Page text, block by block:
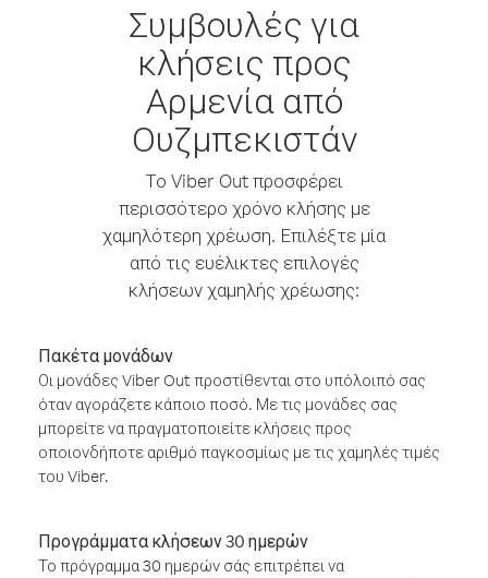
Συμβουλές για
κλήσεις προς
Αρμενία από
Ουζμπεκιστάν
Το Viber Out προσφέρει
περισσότερο χρόνο κλήσης με
χαμηλότερη χρέωση. Επιλέξτε μία
από τις ευέλικτες επιλογές
κλήσεων χαμηλής χρέωσης:
Πακέτα μονάδων
Οι μονάδες Viber Out προστίθενται στο υπόλοιπό σας
όταν αγοράζετε κάποιο ποσό. Με τις μονάδες σας
μπορείτε να πραγματοποιείτε κλήσεις προς
οποιονδήποτε αριθμό παγκοσμίως με τις χαμηλές τιμές
του Viber.
Προγράμματα κλήσεων 30 ημερών
Το πρόγραμμα 30 ημερών σάς επιτρέπει να